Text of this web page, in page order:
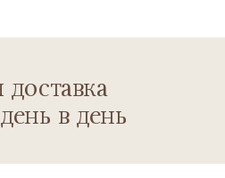
в день